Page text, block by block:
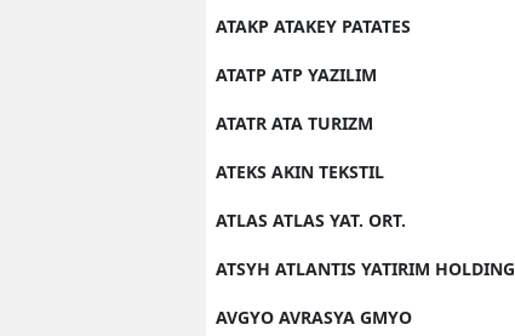
ATAKP ATAKEY PATATES
ATATP ATP YAZILIM
ATATR ATA TURIZM
ATEKS AKIN TEKSTIL
ATLAS ATLAS YAT. ORT.
ATSYH ATLANTIS YATIRIM HOLDING
AVGYO AVRASYA GMYO